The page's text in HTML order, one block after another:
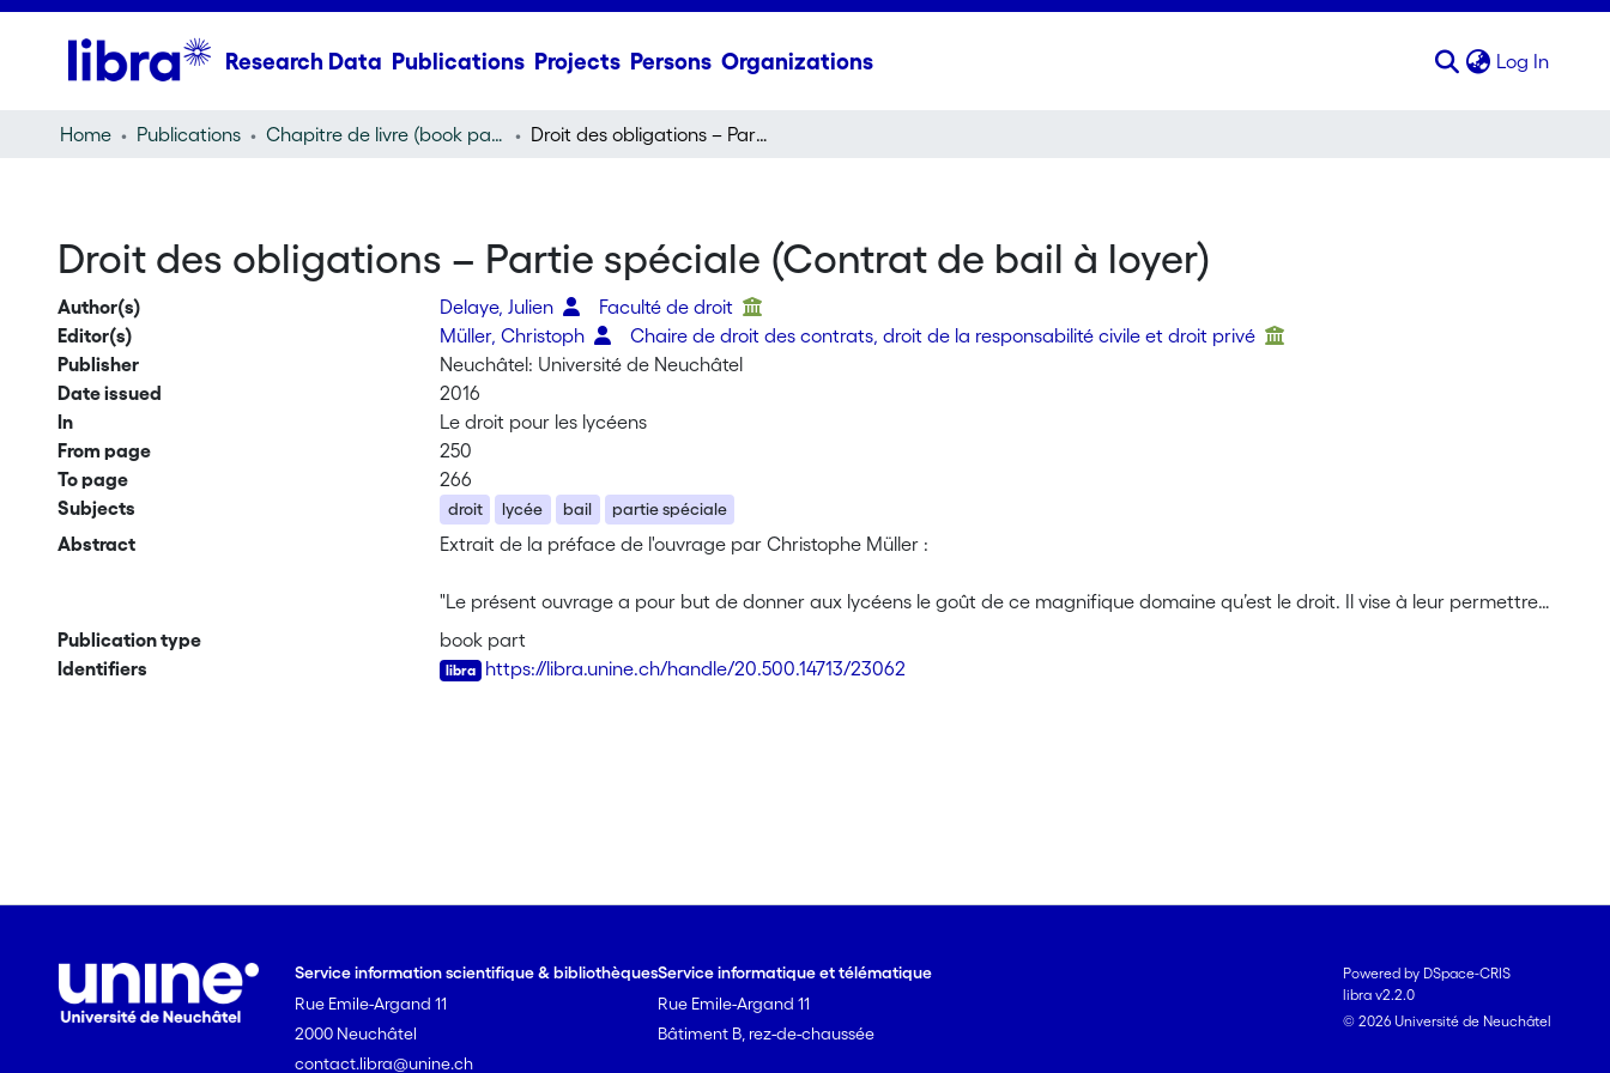
Research Data Publications Projects Persons Organizations Log In
Home Publications Chapitre de livre (book part) Droit des obligations – Partie spéciale (Contrat de bail à loyer)
Droit des obligations – Partie spéciale (Contrat de bail à loyer)
Author(s) Delaye, Julien
Faculté de droit
Editor(s)
Müller, Christoph
Chaire de droit des contrats, droit de la responsabilité civile et droit privé
Publisher
Neuchâtel: Université de Neuchâtel
Date issued
2016
In
Le droit pour les lycéens
From page
250
To page
266
Subjects
droit lycée bail partie spéciale
Abstract Extrait de la préface de l'ouvrage par Christophe Müller :
"Le présent ouvrage a pour but de donner aux lycéens le goût de ce magnifique domaine qu’est le droit. Il vise à leur permettre
de réaliser que (presque) toute la vie peut être appréhendée à travers le prisme du droit et que c’est une manière passionnante
de voir les divers aspects de notre existence. Bienvenue donc dans le monde juridique !"
Publication type
book part
Identifiers
https://libra.unine.ch/handle/20.500.14713/23062
Service information scientifique & bibliothèques
Rue Emile-Argand 11
2000 Neuchâtel
contact.libra@unine.ch
Service informatique et télématique
Rue Emile-Argand 11
Bâtiment B, rez-de-chaussée
Powered by DSpace-CRIS
libra v2.2.0
© 2026 Université de Neuchâtel